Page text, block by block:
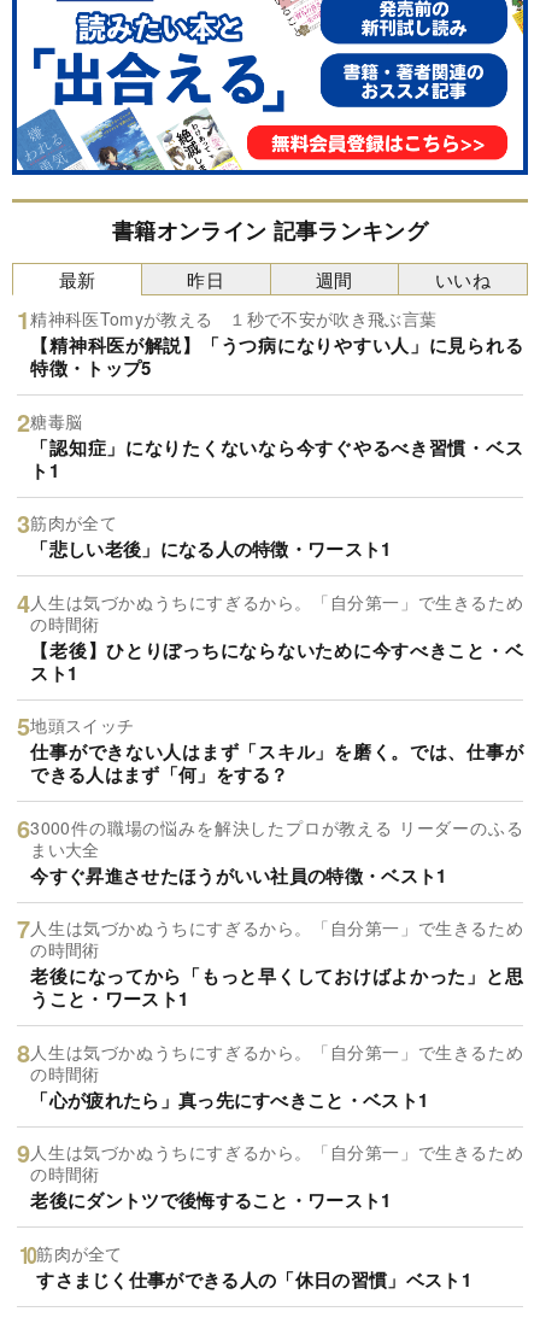
書籍オンライン 記事ランキング
最新
精神科医Tomyが教える １秒で不安が吹き飛ぶ言葉
【精神科医が解説】「うつ病になりやすい人」に見られる
特徴・トップ5
糖毒脳
「認知症」になりたくないなら今すぐやるべき習慣・ベス
ト1
筋肉が全て
「悲しい老後」になる人の特徴・ワースト1
人生は気づかぬうちにすぎるから。「自分第一」で生きるため
の時間術
【老後】ひとりぼっちにならないために今すべきこと・ベ
スト1
地頭スイッチ
仕事ができない人はまず「スキル」を磨く。では、仕事が
できる人はまず「何」をする？
3000件の職場の悩みを解決したプロが教える リーダーのふる
まい大全
今すぐ昇進させたほうがいい社員の特徴・ベスト1
人生は気づかぬうちにすぎるから。「自分第一」で生きるため
の時間術
老後になってから「もっと早くしておけばよかった」と思
うこと・ワースト1
人生は気づかぬうちにすぎるから。「自分第一」で生きるため
の時間術
「心が疲れたら」真っ先にすべきこと・ベスト1
人生は気づかぬうちにすぎるから。「自分第一」で生きるため
の時間術
老後にダントツで後悔すること・ワースト1
筋肉が全て
すさまじく仕事ができる人の「休日の習慣」ベスト1
昨日 週間 いいね